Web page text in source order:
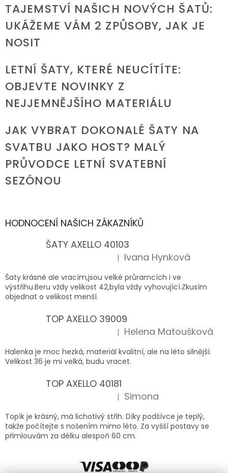
TAJEMSTVÍ NAŠICH NOVÝCH ŠATŮ:
UKÁŽEME VÁM 2 ZPŮSOBY, JAK JE
NOSIT
LETNÍ ŠATY, KTERÉ NEUCÍTÍTE:
OBJEVTE NOVINKY Z
NEJJEMNĚJŠÍHO MATERIÁLU
JAK VYBRAT DOKONALÉ ŠATY NA
SVATBU JAKO HOST? MALÝ
PRŮVODCE LETNÍ SVATEBNÍ
SEZÓNOU
HODNOCENÍ NAŠICH ZÁKAZNÍKŮ
ŠATY AXELLO 40103
Hodnocení produktu je 5 z 5 hvězdiček.
| Ivana Hynková
Šaty krásné ale vracím,jsou velké průramcích i ve
výstřihu.Beru vždy velikost 42,byla vždy vyhovující.Zkusím
objednat o velikost menší.
TOP AXELLO 39009
Hodnocení produktu je 5 z 5 hvězdiček.
| Helena Matoušková
Halenka je moc hezká, materiál kvalitní, ale na léto silnější.
Velikost 36 je mi velká, budu vracet.
TOP AXELLO 40181
Hodnocení produktu je 5 z 5 hvězdiček.
| Simona
Topík je krásný, má lichotivý střih. Díky podšívce je teplý,
takže počítejte s nošením mimo léto. Za vyšší postavy se
přimlouvám za délku alespoň 60 cm.